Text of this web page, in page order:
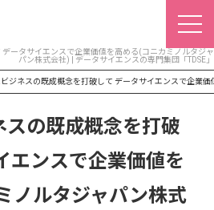
ータサイエンスで企業価値を高める(コニカミノルタジャ
パン株式会社) | データサイエンスの専門集団「TDSE」
ジネスの既成概念を打破して データサイエンスで企業
スの既成概念を打破
エンスで企業価値を
ノルタジャパン株式